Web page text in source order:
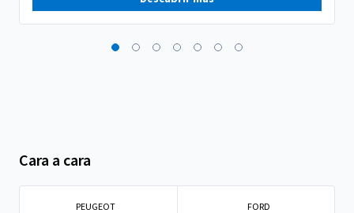
Cara a cara
PEUGEOT FORD